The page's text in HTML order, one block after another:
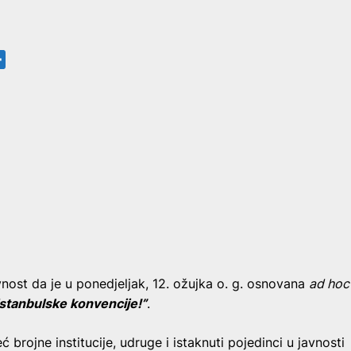
da je u ponedjeljak, 12. ožujka o. g. osnovana ad hoc
konvencije!”.
brojne institucije, udruge i istaknuti pojedinci u javnosti